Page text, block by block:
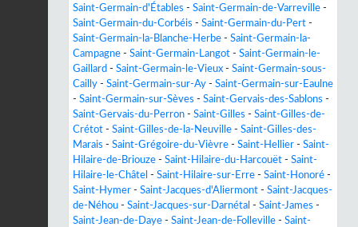
Saint-Germain-d'Étables - Saint-Germain-de-Varreville -
Saint-Germain-du-Corbéis - Saint-Germain-du-Pert -
Saint-Germain-la-Blanche-Herbe - Saint-Germain-la-
Campagne - Saint-Germain-Langot - Saint-Germain-le-
Gaillard - Saint-Germain-le-Vieux - Saint-Germain-sous-
Cailly - Saint-Germain-sur-Ay - Saint-Germain-sur-Eaulne
- Saint-Germain-sur-Sèves - Saint-Gervais-des-Sablons -
Saint-Gervais-du-Perron - Saint-Gilles - Saint-Gilles-de-
Crétot - Saint-Gilles-de-la-Neuville - Saint-Gilles-des-
Marais - Saint-Grégoire-du-Vièvre - Saint-Hellier - Saint-
Hilaire-de-Briouze - Saint-Hilaire-du-Harcouët - Saint-
Hilaire-le-Châtel - Saint-Hilaire-sur-Erre - Saint-Honoré -
Saint-Hymer - Saint-Jacques-d'Aliermont - Saint-Jacques-
de-Néhou - Saint-Jacques-sur-Darnétal - Saint-James -
Saint-Jean-de-Daye - Saint-Jean-de-Folleville - Saint-